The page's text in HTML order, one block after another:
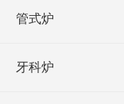
管式炉
牙科炉